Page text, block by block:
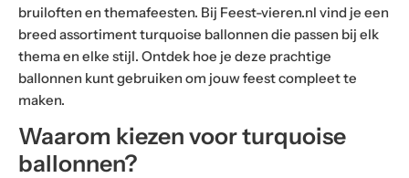
bruiloften en themafeesten. Bij Feest-vieren.nl vind je een
breed assortiment turquoise ballonnen die passen bij elk
thema en elke stijl. Ontdek hoe je deze prachtige
ballonnen kunt gebruiken om jouw feest compleet te
maken.
Waarom kiezen voor turquoise
ballonnen?